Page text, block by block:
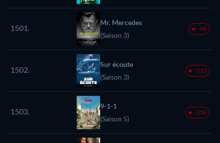
1501.
Mr. Mercedes
(Saison 3)
-96
1502.
Sur écoute
(Saison 3)
-112
1503.
9-1-1
(Saison 5)
-150